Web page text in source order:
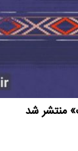
منتشر شد